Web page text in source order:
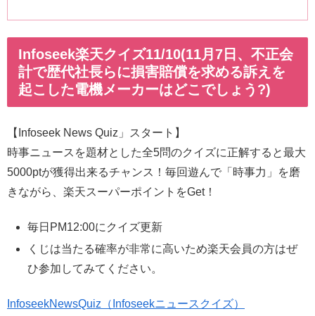
Infoseek楽天クイズ11/10(11月7日、不正会
計で歴代社長らに損害賠償を求める訴えを
起こした電機メーカーはどこでしょう?)
【Infoseek News Quiz」スタート】
時事ニュースを題材とした全5問のクイズに正解すると最大
5000ptが獲得出来るチャンス！毎回遊んで「時事力」を磨
きながら、楽天スーパーポイントをGet！
毎日PM12:00にクイズ更新
くじは当たる確率が非常に高いため楽天会員の方はぜ
ひ参加してみてください。
InfoseekNewsQuiz（Infoseekニュースクイズ）